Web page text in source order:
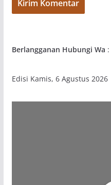
Berlangganan Hubungi Wa :
Edisi Kamis, 6 Agustus 2026